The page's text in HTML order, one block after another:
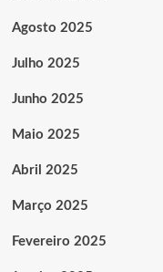
Agosto 2025
Julho 2025
Junho 2025
Maio 2025
Abril 2025
Março 2025
Fevereiro 2025